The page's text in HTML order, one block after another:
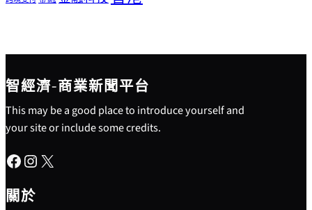
智經濟-商業新聞平台
This may be a good place to introduce yourself and
your site or include some credits.
Facebook Instagram X
關於